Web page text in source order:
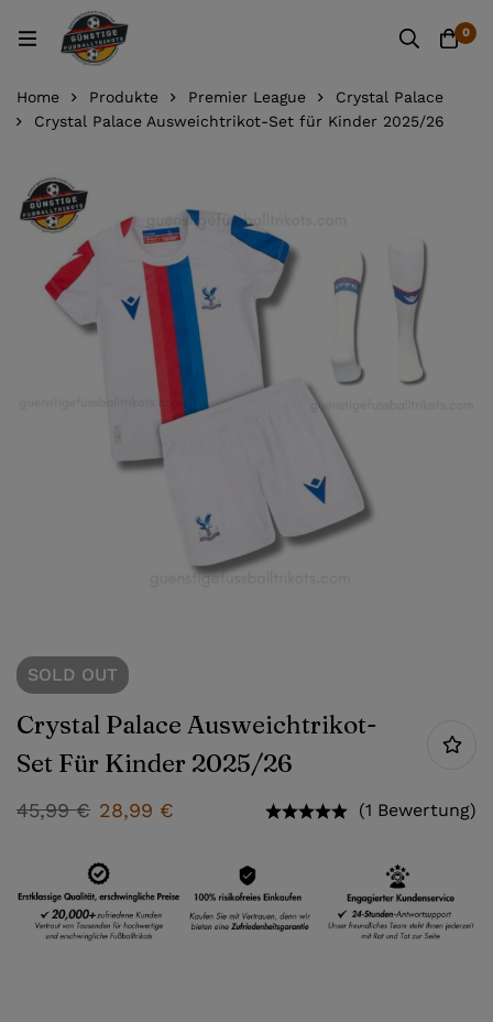
0
Home Produkte Premier League
Crystal Palace
Crystal Palace Ausweichtrikot-Set für Kinder 2025/26
SOLD OUT
Crystal Palace Ausweichtrikot-
Set Für Kinder 2025/26
45,99€ 28,99 € (1 Bewertung)